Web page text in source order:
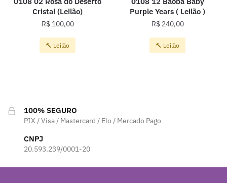
Cristal (Leilão)
R$100,00
🔨 Leilão
Purple Years ( Leilão )
R$240,00
🔨 Leilão
100% SEGURO
PIX / Visa / Mastercard / Elo / Mercado Pago
CNPJ
20.593.239/0001-20